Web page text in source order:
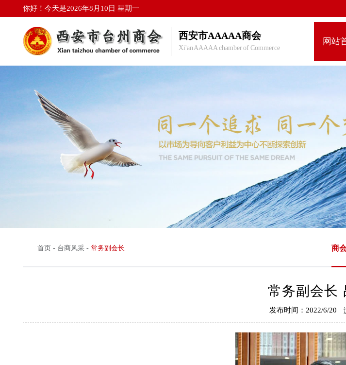
你好！今天是2026年8月10日 星期一
西安市AAAAA商会
Xi'an AAAAA chamber of Commerce
网站
首页 - 台商风采 - 常务副会长 商
常务副会长
发布时间：2022/6/20